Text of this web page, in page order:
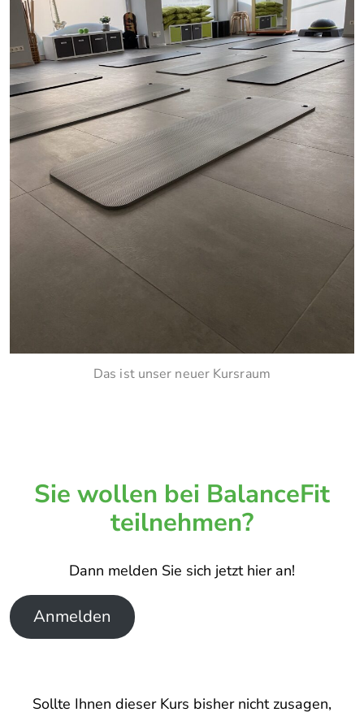
Das ist unser neuer Kursraum
Sie wollen bei BalanceFit
teilnehmen?
Dann melden Sie sich jetzt hier an!
Anmelden
Sollte Ihnen dieser Kurs bisher nicht zusagen,